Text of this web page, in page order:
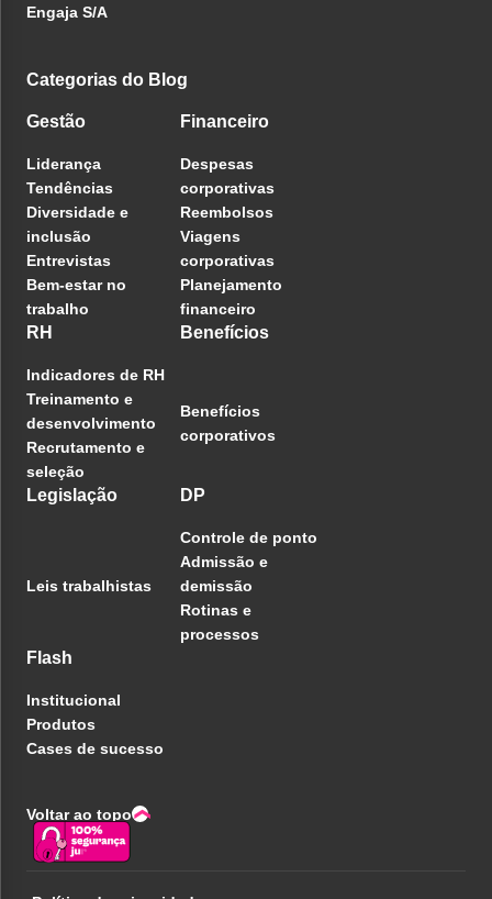
Engaja S/A
Categorias do Blog
Gestão
Liderança
Tendências
Diversidade e
inclusão
Entrevistas
Bem-estar no
trabalho
Financeiro
Despesas
corporativas
Reembolsos
Viagens
corporativas
Planejamento
financeiro
RH
Indicadores de RH
Treinamento e
desenvolvimento
Recrutamento e
seleção
Benefícios
Benefícios
corporativos
Legislação
Leis trabalhistas
DP
Controle de ponto
Admissão e
demissão
Rotinas e
processos
Flash
Institucional
Produtos
Cases de sucesso
Voltar ao topo